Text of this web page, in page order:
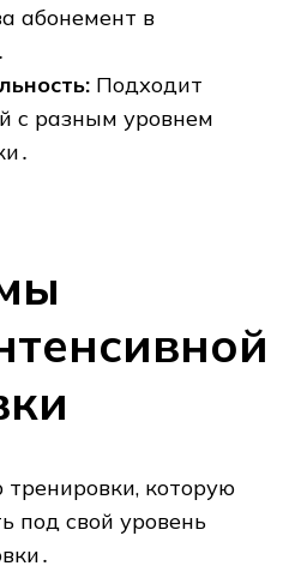
абонемент в
Подходит
с разным уровнем
которую
под свой уровень